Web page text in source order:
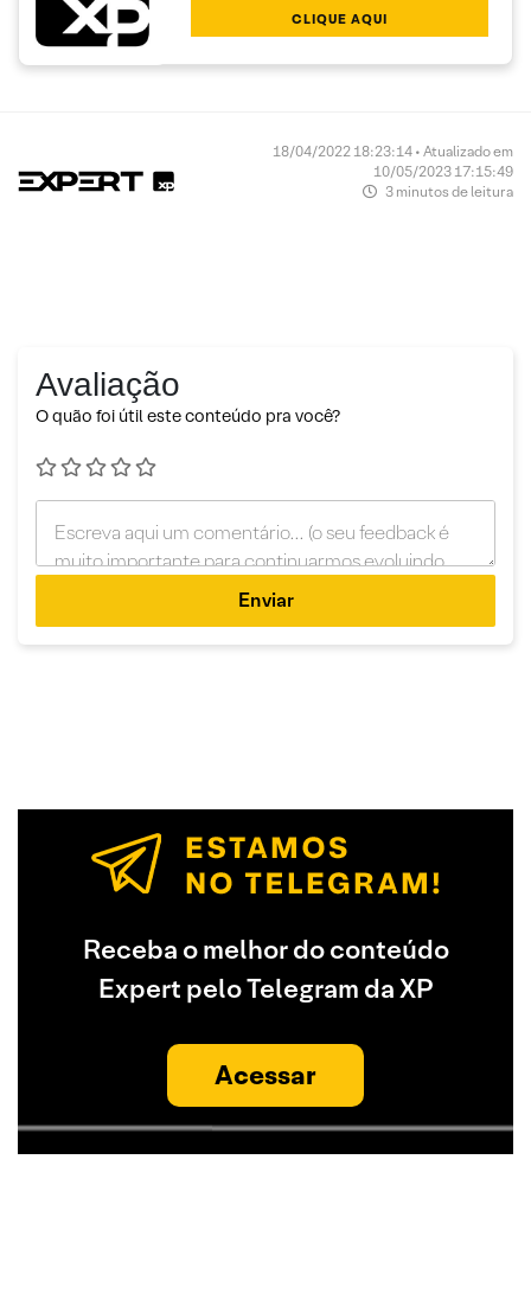
CLIQUE AQUI
18/04/2022 18:23:14 • Atualizado em
10/05/2023 17:15:49
3 minutos de leitura
Avaliação
O quão foi útil este conteúdo pra você?
Enviar
Receba o melhor do conteúdo
Expert pelo Telegram da XP
Acessar